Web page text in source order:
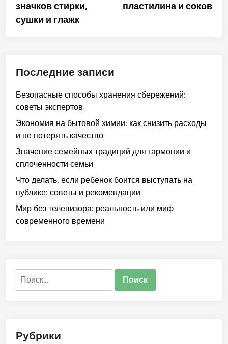
значков стирки,
сушки и глажк
пластилина и соков
Последние записи
Безопасные способы хранения сбережений:
советы экспертов
Экономия на бытовой химии: как снизить расходы
и не потерять качество
Значение семейных традиций для гармонии и
сплоченности семьи
Что делать, если ребенок боится выступать на
публике: советы и рекомендации
Мир без телевизора: реальность или миф
современного времени
Найти:
Рубрики